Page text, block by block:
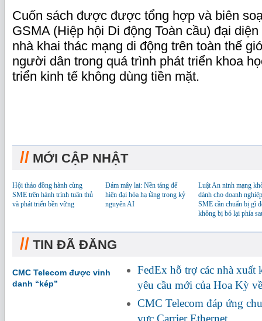
Cuốn sách được được tổng hợp và biên
GSMA (Hiệp hội Di động Toàn cầu) đại
nhà khai thác mạng di động trên toàn thế
người dân trong quá trình phát triển khoa
triển kinh tế không dùng tiền mặt.
// MỚI CẬP NHẬT
Hội thảo đồng hành cùng
SME trên hành trình tuân thủ
và phát triển bền vững
Đám mây lai: Nền tảng để
hiện đại hóa hạ tầng trong kỷ
nguyên AI
Luật An ninh mạng
dành cho doanh
SME cần chuẩn bị gì
không bị bỏ lại phía
// TIN ĐÃ ĐĂNG
CMC Telecom được vinh
danh “kép”
FedEx hỗ trợ các nhà xuất
yêu cầu mới của Hoa Kỳ
CMC Telecom đáp ứng
vực Carrier Ethernet